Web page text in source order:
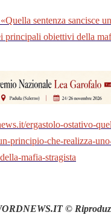
sentenza sancisce
principali obiettivi della
ergastolo-ostativo-
principio-che-realizza-
mafia-stragista
©